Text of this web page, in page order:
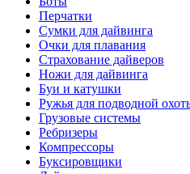
Перчатки
Сумки для дайвинга
Очки для плавания
Страхование дайверов
Ножи для дайвинга
Буи и катушки
Ружья для подводной
Грузовые системы
Ребризеры
Компрессоры
Буксировщики